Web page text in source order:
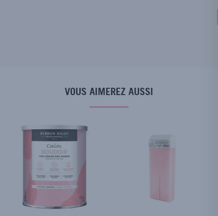
VOUS AIMEREZ AUSSI